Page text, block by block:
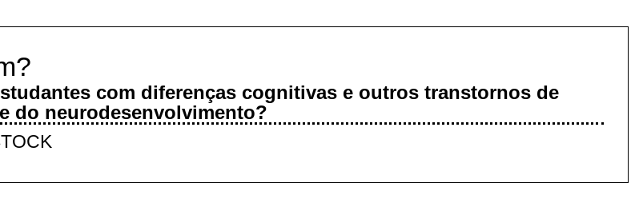
com diferenças cognitivas e outros transtornos de
do neurodesenvolvimento?